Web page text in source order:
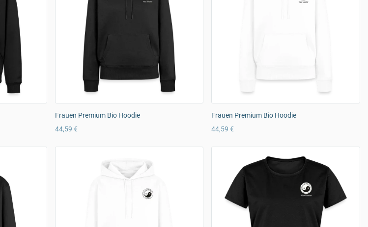
Frauen Premium Bio Hoodie
44,59 €
Frauen Premium Bio Hoodie
44,59 €